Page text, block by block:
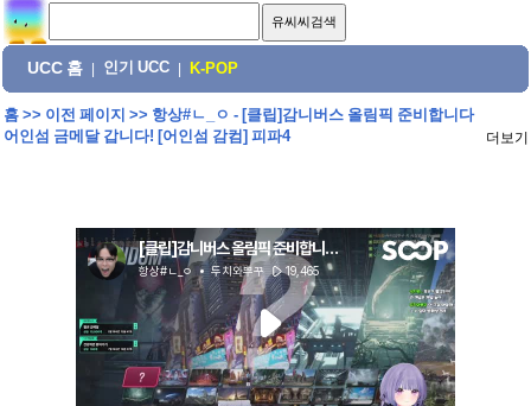
UCC 홈 인기 UCC K-POP
홈>> 이전 페이지 >> 항상#ㄴ_ㅇ - [클립]감니버스 올림픽 준비합니다
어인섬 금메달 갑니다! [어인섬 감컴] 피파4
더보기